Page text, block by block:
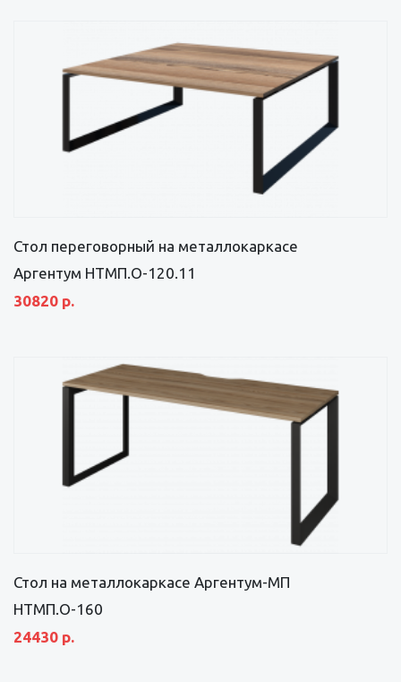
Стол переговорный на металлокаркасе
Аргентум НТМП.О-120.11
30820 р.
Стол на металлокаркасе Аргентум-МП
НТМП.О-160
24430 р.